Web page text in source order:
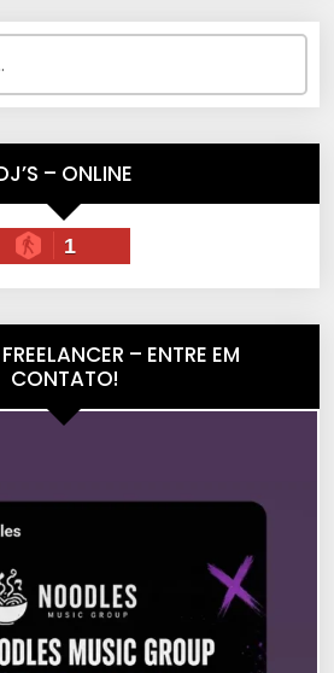
– ONLINE
1
– ENTRE EM
CONTATO!